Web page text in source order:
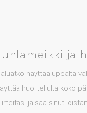
ja
näyttää upealta
huolitellulta koko
ja saa sinut